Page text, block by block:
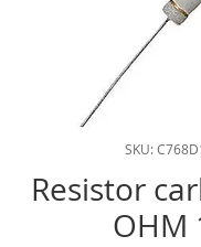
SKU:
Resistor
OHM